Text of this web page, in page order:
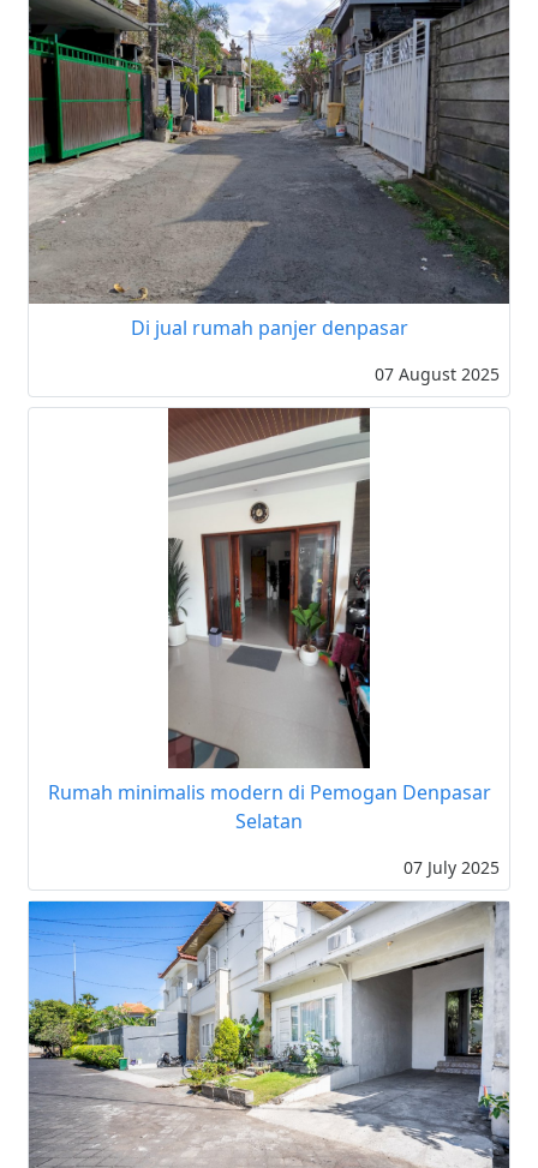
Di jual rumah panjer denpasar
07 August 2025
Rumah minimalis modern di Pemogan Denpasar
Selatan
07 July 2025